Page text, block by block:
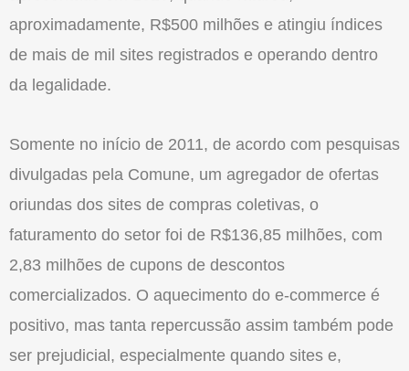
aproximadamente, R$500 milhões e atingiu índices
de mais de mil sites registrados e operando dentro
da legalidade.
Somente no início de 2011, de acordo com pesquisas
divulgadas pela Comune, um agregador de ofertas
oriundas dos sites de compras coletivas, o
faturamento do setor foi de R$136,85 milhões, com
2,83 milhões de cupons de descontos
comercializados. O aquecimento do e-commerce é
positivo, mas tanta repercussão assim também pode
ser prejudicial, especialmente quando sites e,